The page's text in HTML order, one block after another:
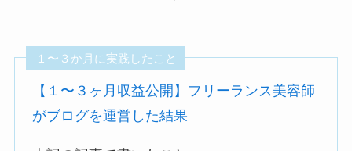
１〜３か月に実践したこと
【１〜３ヶ月収益公開】フリーランス美容師
がブログを運営した結果